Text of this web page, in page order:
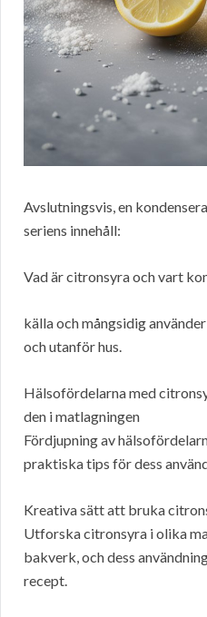
Avslutningsvis, en
seriens innehåll:
Vad är citronsyra och vart
källa och mångsidig
och utanför hus.
Hälsofördelarna med
den i matlagningen
Fördjupning av
praktiska tips för dess
Kreativa sätt att bruka
Utforska citronsyra i olika
bakverk, och dess
recept.